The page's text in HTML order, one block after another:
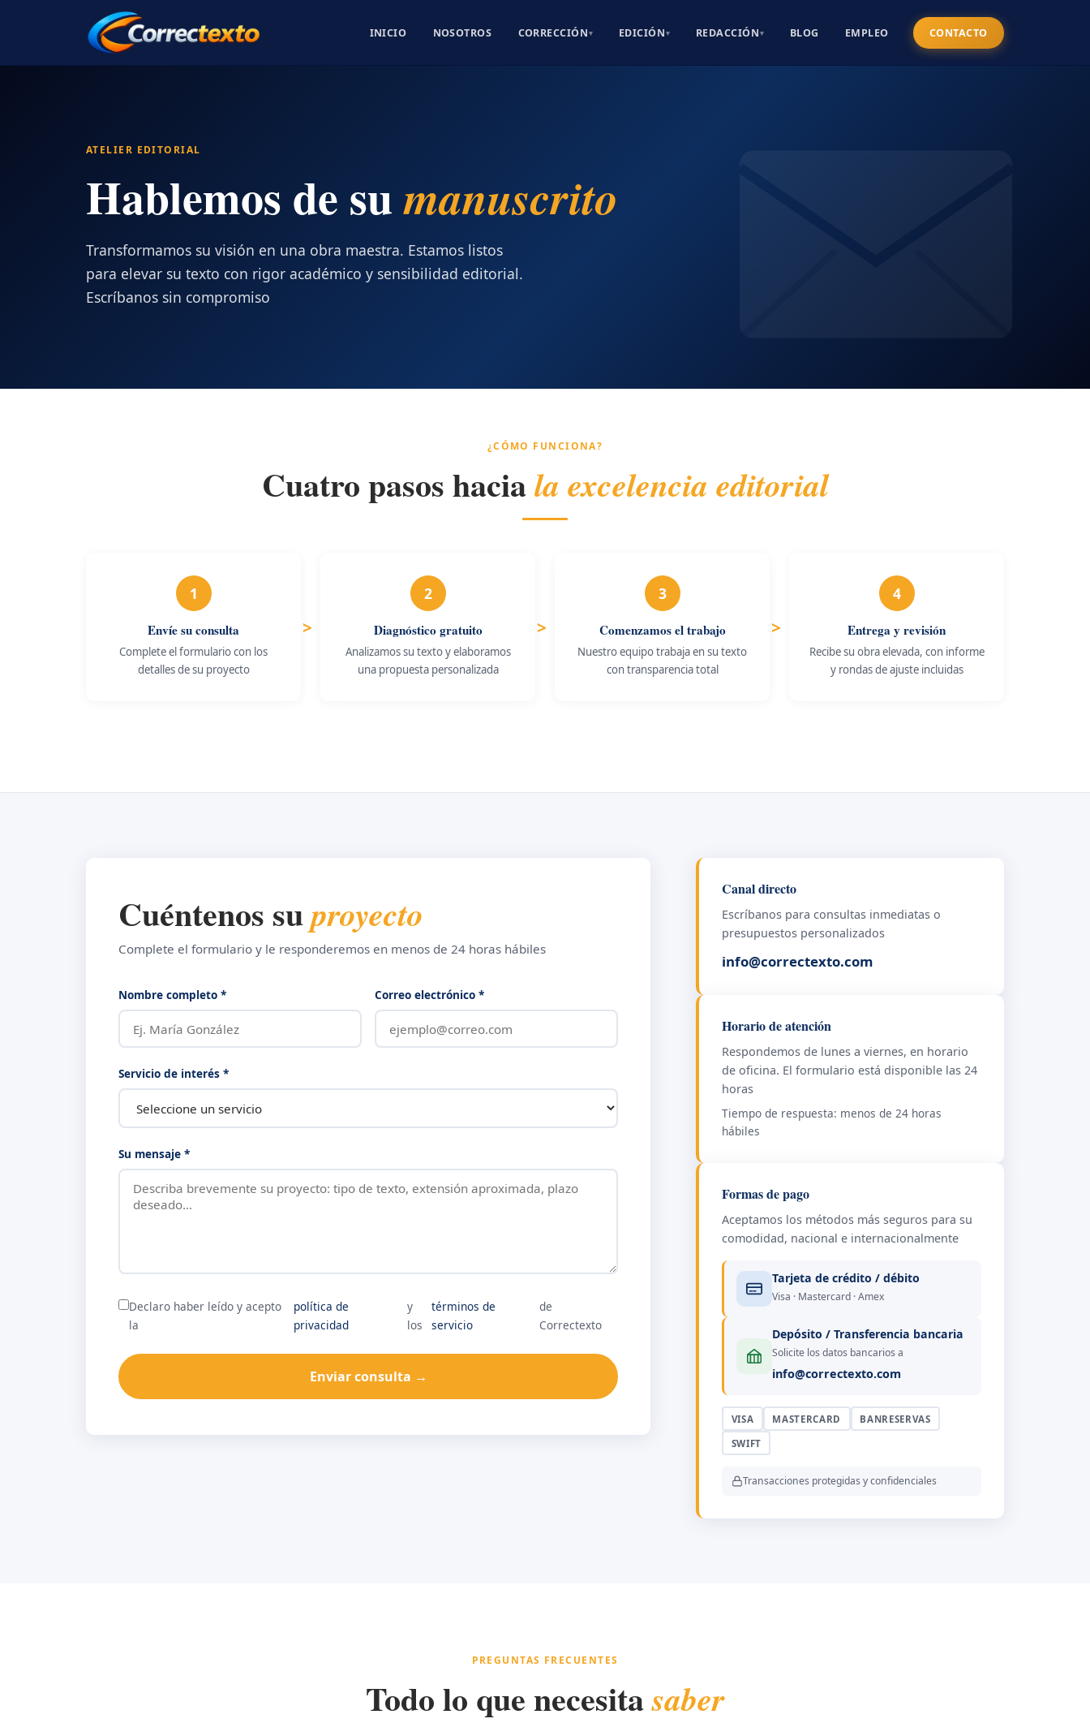
INICIO NOSOTROS CORRECCIÓN▾ EDICIÓN▾ REDACCIÓN▾ BLOG EMPLEO CONTACTO
ATELIER EDITORIAL
Hablemos de sumanuscrito
Transformamos su visión en una obra maestra. Estamos listos
para elevar su texto con rigor académico y sensibilidad editorial.
Escríbanos sin compromiso
¿CÓMO FUNCIONA?
Cuatro pasos haciala excelencia editorial
1
Envíe su consulta
Complete el formulario con los
detalles de su proyecto
2
Diagnóstico gratuito
Analizamos su texto y elaboramos
una propuesta personalizada
3
Comenzamos el trabajo
Nuestro equipo trabaja en su texto
con transparencia total
4
Entrega y revisión
Recibe su obra elevada, con informe
y rondas de ajuste incluidas
Cuéntenos suproyecto
Complete el formulario y le responderemos en menos de 24 horas hábiles
Nombre completo * Correo electrónico *
Servicio de interés *
Su mensaje *
Declaro haber leído y acepto
la
política de
privacidad
y
los
términos de
servicio
de
Correctexto
Enviar consulta →
Canal directo
Escríbanos para consultas inmediatas o
presupuestos personalizados
info@correctexto.com
Horario de atención
Respondemos de lunes a viernes, en horario
de oficina. El formulario está disponible las 24
horas
Tiempo de respuesta: menos de 24 horas
hábiles
Formas de pago
Aceptamos los métodos más seguros para su
comodidad, nacional e internacionalmente
Tarjeta de crédito / débito
Visa · Mastercard · Amex
Depósito / Transferencia bancaria
Solicite los datos bancarios a
info@correctexto.com
VISA MASTERCARD
BANRESERVAS
SWIFT
Transacciones protegidas y confidenciales
PREGUNTAS FRECUENTES
Todo lo que necesitasaber